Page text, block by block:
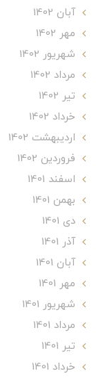
آبان 1402
مهر 1402
شهریور 1402
مرداد 1402
تير 1402
خرداد 1402
ارديبهشت 1402
فروردین 1402
اسفند 1401
بهمن 1401
دی 1401
آذر 1401
آبان 1401
مهر 1401
شهریور 1401
مرداد 1401
تير 1401
خرداد 1401